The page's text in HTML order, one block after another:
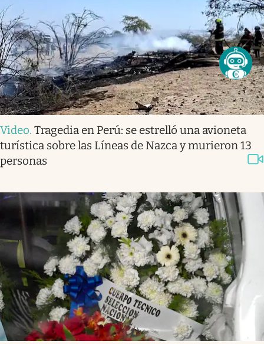
Video. Tragedia en Perú: se estrelló una avioneta
turística sobre las Líneas de Nazca y murieron 13
personas